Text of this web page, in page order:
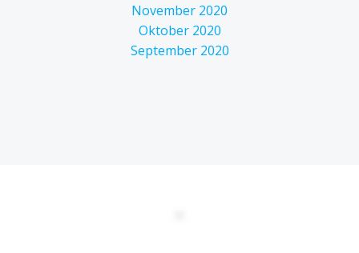
November 2020
Oktober 2020
September 2020